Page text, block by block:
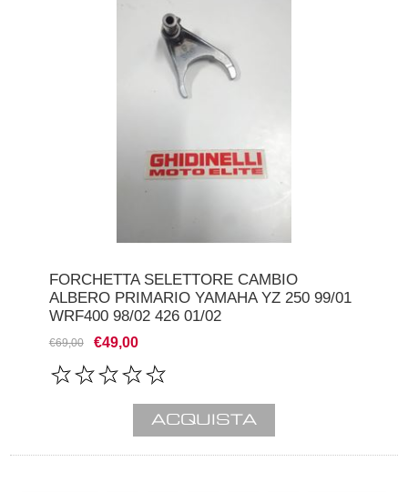
FORCHETTA SELETTORE CAMBIO
ALBERO PRIMARIO YAMAHA YZ 250 99/01
WRF400 98/02 426 01/02
€69,00 €49,00